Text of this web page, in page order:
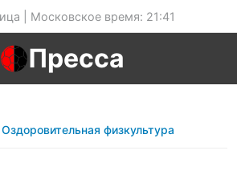
| Московское время: 21:41
Пресса
Оздоровительная физкультура